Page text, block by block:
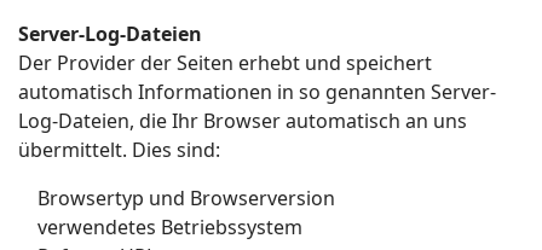
Server-Log-Dateien
Der Provider der Seiten erhebt und speichert
automatisch Informationen in so genannten Server-
Log-Dateien, die Ihr Browser automatisch an uns
übermittelt. Dies sind:
Browsertyp und Browserversion
verwendetes Betriebssystem